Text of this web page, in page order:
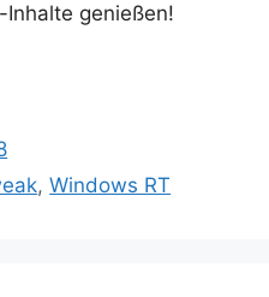
genießen!
,Windows RT